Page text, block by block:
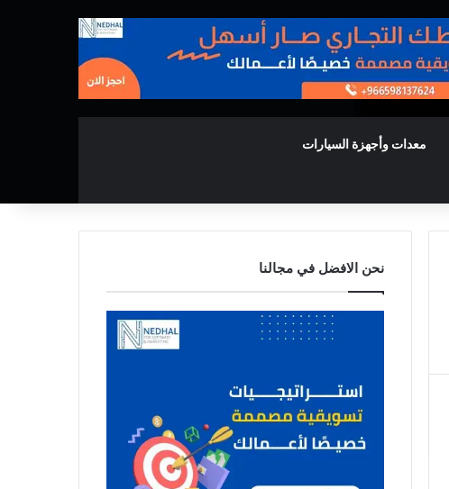
معدات وأجهزة السيارات
نحن الافضل في مجالنا